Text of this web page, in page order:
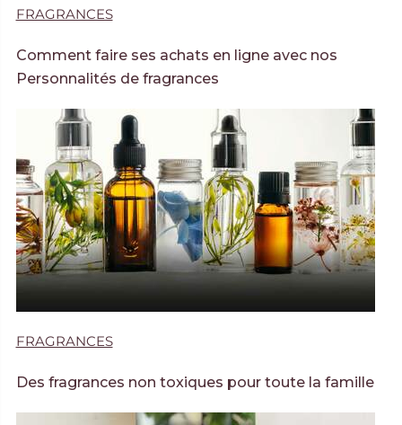
FRAGRANCES
Comment faire ses achats en ligne avec nos
Personnalités de fragrances
FRAGRANCES
Des fragrances non toxiques pour toute la famille